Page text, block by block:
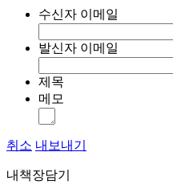
수신자 이메일
발신자 이메일
제목
메모
취소 내보내기
내책장담기